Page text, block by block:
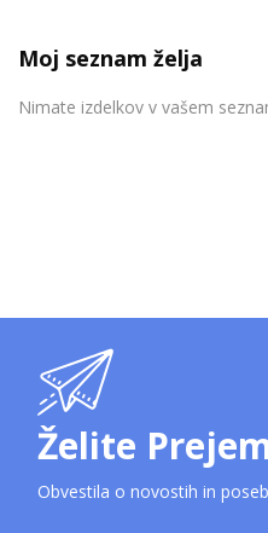
Moj seznam želja
Nimate izdelkov v vašem
Želite
Obvestila o novostih in